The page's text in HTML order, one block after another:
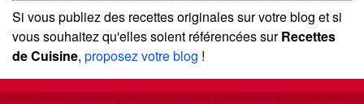
Si vous publiez des recettes originales sur votre blog et si
vous souhaitez qu'elles soient référencées surRecettes
de Cuisine, proposez votre blog !